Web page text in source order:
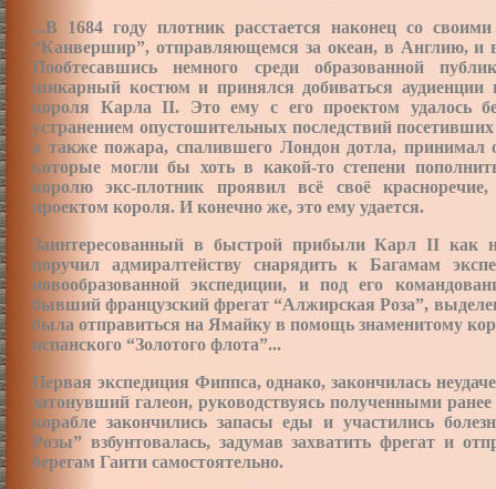
...В 1684 году плотник расстается наконец со
“Канвершир”, отправляющемся за океан, в Англию, и
Пообтесавшись немного среди образованной
шикарный костюм и принялся добиваться аудиенции
короля Карла II. Это ему с его проектом удалось
устранением опустошительных последствий
а также пожара, спалившего Лондон дотла,
которые могли бы хоть в какой-то степени
королю экс-плотник проявил всё своё
проектом короля. И конечно же, это ему удается.
Заинтересованный в быстрой прибыли Карл II как
поручил адмиралтейству снарядить к Багамам
новообразованной экспедиции, и под его
бывший французский фрегат “Алжирская Роза”,
была отправиться на Ямайку в помощь знаменитому
испанского “Золотого флота”...
Первая экспедиция Фиппса, однако, закончилась
затонувший галеон, руководствуясь полученными
корабле закончились запасы еды и участились
Розы” взбунтовалась, задумав захватить фрегат и
берегам Гаити самостоятельно.